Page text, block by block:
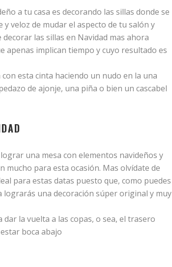
a tu casa es decorando las sillas donde se
veloz de mudar el aspecto de tu salón y
las sillas en Navidad mas ahora
apenas implican tiempo y cuyo resultado es
esta cinta haciendo un nudo en la una
de ajonje, una piña o bien un cascabel
una mesa con elementos navideños y
mucho para esta ocasión. Mas olvídate de
para estas datas puesto que, como puedes
lograrás una decoración súper original y muy
la vuelta a las copas, o sea, el trasero
boca abajo